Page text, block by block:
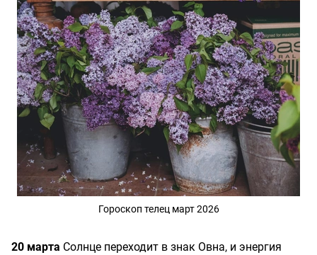
Гороскоп телец март 2026
20 марта Солнце переходит в знак Овна, и энергия